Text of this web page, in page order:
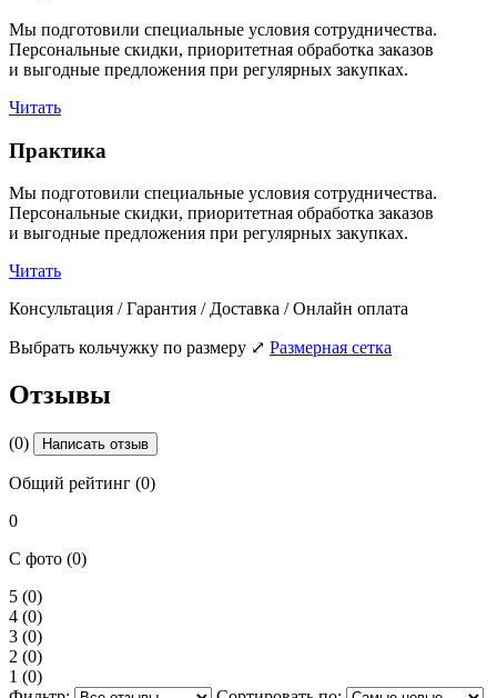
Мы подготовили специальные условия сотрудничества.
Персональные скидки, приоритетная обработка заказов
и выгодные предложения при регулярных закупках.
Читать
Практика
Мы подготовили специальные условия сотрудничества.
Персональные скидки, приоритетная обработка заказов
и выгодные предложения при регулярных закупках.
Читать
Консультация / Гарантия / Доставка / Онлайн оплата
Выбрать кольчужку по размеру ⤢ Размерная сетка
Отзывы
(0) Написать отзыв
Общий рейтинг (0)
0
С фото (0)
5 (0)
4 (0)
3 (0)
2 (0)
1 (0)